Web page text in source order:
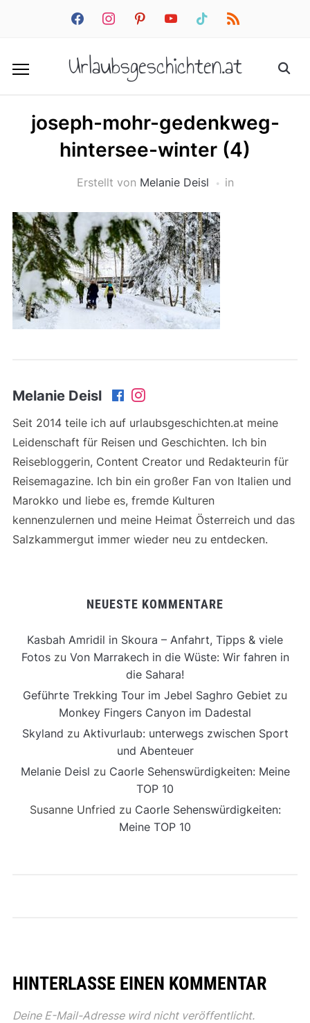
facebookinstagrampinterestyoutube tiktok rss
Urlaubsgeschichten.at
joseph-mohr-gedenkweg-
hintersee-winter (4)
Erstellt von Melanie Deisl in
Melanie Deisl
Seit 2014 teile ich auf urlaubsgeschichten.at meine
Leidenschaft für Reisen und Geschichten. Ich bin
Reisebloggerin, Content Creator und Redakteurin für
Reisemagazine. Ich bin ein großer Fan von Italien und
Marokko und liebe es, fremde Kulturen
kennenzulernen und meine Heimat Österreich und das
Salzkammergut immer wieder neu zu entdecken.
NEUESTE KOMMENTARE
Kasbah Amridil in Skoura – Anfahrt, Tipps & viele
Fotoszu Von Marrakech in die Wüste: Wir fahren in
die Sahara!
Geführte Trekking Tour im Jebel Saghro Gebiet zu
Monkey Fingers Canyon im Dadestal
Skyland zu Aktivurlaub: unterwegs zwischen Sport
und Abenteuer
Melanie Deisl zu Caorle Sehenswürdigkeiten: Meine
TOP 10
Susanne Unfried zu Caorle Sehenswürdigkeiten:
Meine TOP 10
HINTERLASSE EINEN KOMMENTAR
Deine E-Mail-Adresse wird nicht veröffentlicht.